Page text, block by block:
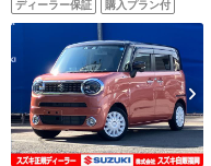
ト ブラウン2トーン
ディーラー保証 購入プラン付